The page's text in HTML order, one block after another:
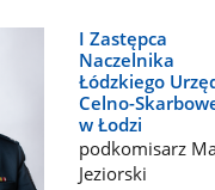
I Zastępca
Naczelnika
Łódzkiego
Celno-
w Łodzi
podkomisarz
Jeziorski